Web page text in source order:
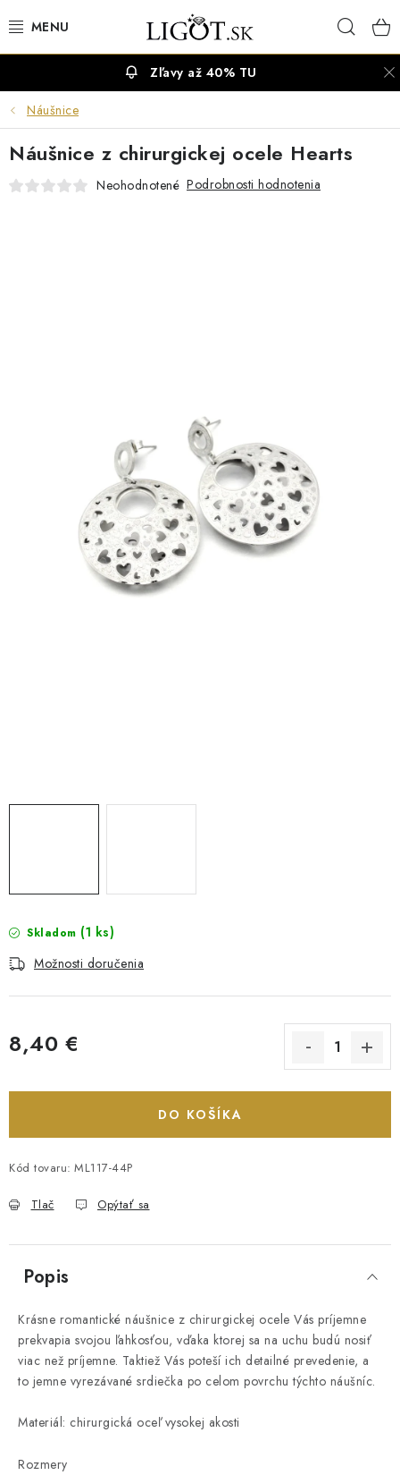
na
Doprava a platba Vrátenie, výmena, reklamácia
Obchodné podmienky
Ochrana súkromia
Zľavy až 40% TU
Náušnice
Skladom (1 ks)
Možnosti doručenia
8,40 €
DO KOŠÍKA
Kód tovaru: ML117-44P
Tlač Opýtať sa
Náušnice z chirurgickej ocele Hearts
Neohodnotené Podrobnosti hodnotenia
Popis
Krásne romantické náušnice z chirurgickej ocele Vás príjemne
prekvapia svojou ľahkosťou, vďaka ktorej sa na uchu budú nosiť
viac než príjemne. Taktiež Vás poteší ich detailné prevedenie, a
to jemne vyrezávané srdiečka po celom povrchu týchto náušníc.
Materiál: chirurgická oceľ vysokej akosti
Rozmery